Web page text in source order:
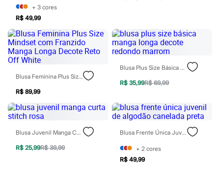
Novidades
Roupas
Camisas
Calças
Camisetas e Regatas
Casacos e Jaquetas
Polos
Acessórios
Bolsas e Mochilas
Chapéus e Bonés
Cintos
Óculos
Calçados
+ 3 cores
R$ 49,99
Blusa Feminina Plus Size Mindset Com Franzido Manga Longa Decote Reto Off White
R$ 89,99
Blusa Plus Size Básica Manga Longa Decote Redondo Marrom
R$ 35,99R$ 69,99
Blusa Juvenil Manga Curta Stitch Rosa
R$ 25,99R$ 39,99
Blusa Frente Única Juvenil De Algodão Canelada Preta
+ 2 cores
R$ 49,99